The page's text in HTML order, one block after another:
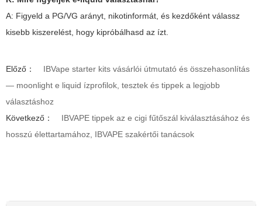
A: Figyeld a PG/VG arányt, nikotinformát, és kezdőként válassz
kisebb kiszerelést, hogy kipróbálhasd az ízt.
Előző：
IBVape starter kits vásárlói útmutató és összehasonlítás
— moonlight e liquid ízprofilok, tesztek és tippek a legjobb
választáshoz
Következő：
IBVAPE tippek az e cigi fűtőszál kiválasztásához és
hosszú élettartamához, IBVAPE szakértői tanácsok